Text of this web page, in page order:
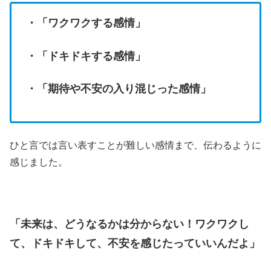
・「ワクワクする感情」
・「ドキドキする感情」
・「期待や不安の入り混じった感情」
ひと言では言い表すことが難しい感情まで、伝わるように
感じました。
「未来は、どうなるかは分からない！ワクワクし
て、ドキドキして、不安を感じたっていいんだよ」